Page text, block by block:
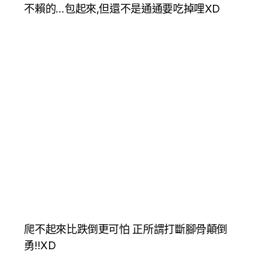
不賴的…包起來,但還不是通通要吃掉哩XD
爬不起來比跌倒更可怕 正所謂打斷腳骨顛倒
勇!!XD